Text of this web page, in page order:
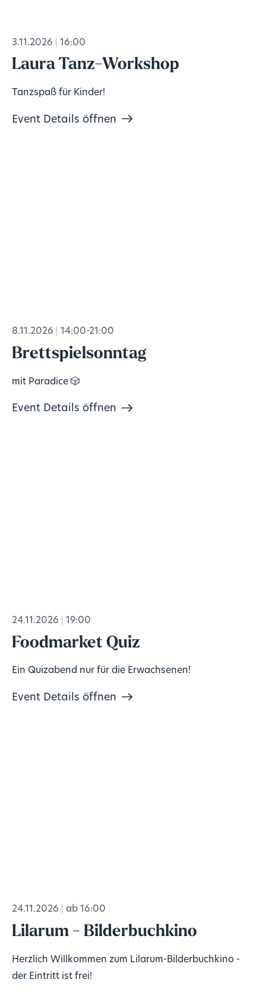
3.11.2026 16:00
Laura Tanz-Workshop
Tanzspaß für Kinder!
Event Details öffnen
8.11.2026 14:00-21:00
Brettspielsonntag
mit Paradice 🎲
Event Details öffnen
24.11.2026 19:00
Foodmarket Quiz
Ein Quizabend nur für die Erwachsenen!
Event Details öffnen
24.11.2026 ab 16:00
Lilarum - Bilderbuchkino
Herzlich Willkommen zum Lilarum-Bilderbuchkino -
der Eintritt ist frei!